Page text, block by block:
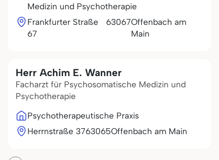
Medizin und Psychotherapie
Frankfurter Straße
67
63067Offenbach am
Main
Herr Achim E. Wanner
Facharzt für Psychosomatische Medizin und
Psychotherapie
Psychotherapeutische Praxis
Herrnstraße 3763065Offenbach am Main